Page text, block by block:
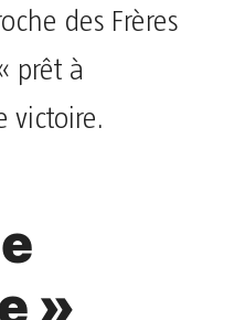
des Frères
prêt à
victoire.
»